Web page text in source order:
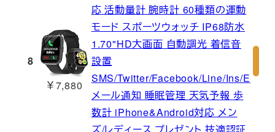
8
￥7,880
応 活動量計 腕時計 60種類の運動
モード スポーツウォッチ IP68防水
1.70"HD大画面 自動調光 着信音
設置
SMS/Twitter/Facebook/Line/Ins/E
メール通知 睡眠管理 天気予報 歩
数計 iPhone&Android対応 メン